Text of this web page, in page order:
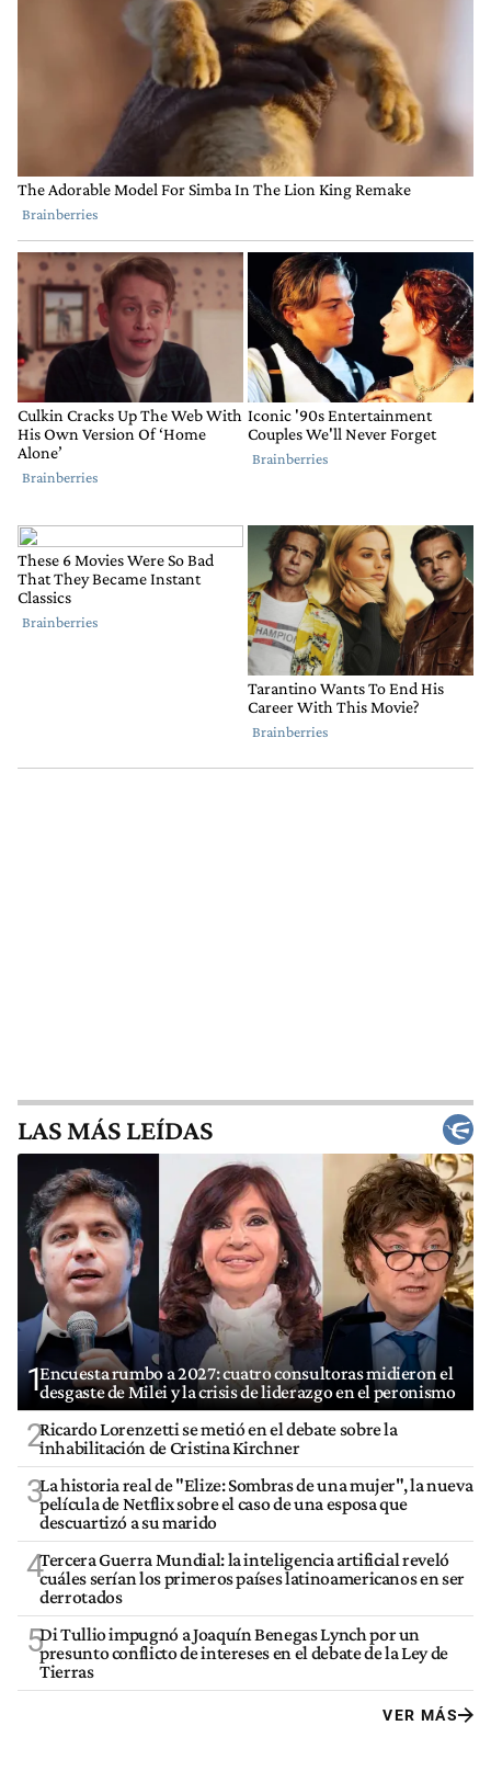
LAS MÁS LEÍDAS
1Encuesta rumbo a 2027: cuatro consultoras midieron el
desgaste de Milei y la crisis de liderazgo en el peronismo
2Ricardo Lorenzetti se metió en el debate sobre la
inhabilitación de Cristina Kirchner
3La historia real de "Elize: Sombras de una mujer", la nueva
película de Netflix sobre el caso de una esposa que
descuartizó a su marido
4Tercera Guerra Mundial: la inteligencia artificial reveló
cuáles serían los primeros países latinoamericanos en ser
derrotados
5Di Tullio impugnó a Joaquín Benegas Lynch por un
presunto conflicto de intereses en el debate de la Ley de
Tierras
VER MÁS